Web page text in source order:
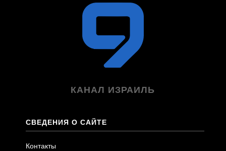
КАНАЛ ИЗРАИЛЬ
СВЕДЕНИЯ О САЙТЕ
Контакты